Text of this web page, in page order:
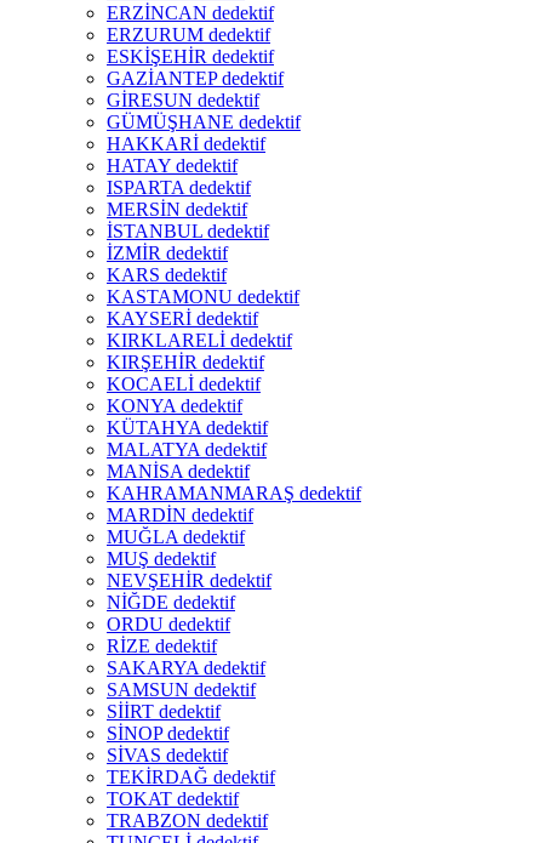
ERZİNCAN dedektif
ERZURUM dedektif
ESKİŞEHİR dedektif
GAZİANTEP dedektif
GİRESUN dedektif
GÜMÜŞHANE dedektif
HAKKARİ dedektif
HATAY dedektif
ISPARTA dedektif
MERSİN dedektif
İSTANBUL dedektif
İZMİR dedektif
KARS dedektif
KASTAMONU dedektif
KAYSERİ dedektif
KIRKLARELİ dedektif
KIRŞEHİR dedektif
KOCAELİ dedektif
KONYA dedektif
KÜTAHYA dedektif
MALATYA dedektif
MANİSA dedektif
KAHRAMANMARAŞ dedektif
MARDİN dedektif
MUĞLA dedektif
MUŞ dedektif
NEVŞEHİR dedektif
NİĞDE dedektif
ORDU dedektif
RİZE dedektif
SAKARYA dedektif
SAMSUN dedektif
SİİRT dedektif
SİNOP dedektif
SİVAS dedektif
TEKİRDAĞ dedektif
TOKAT dedektif
TRABZON dedektif